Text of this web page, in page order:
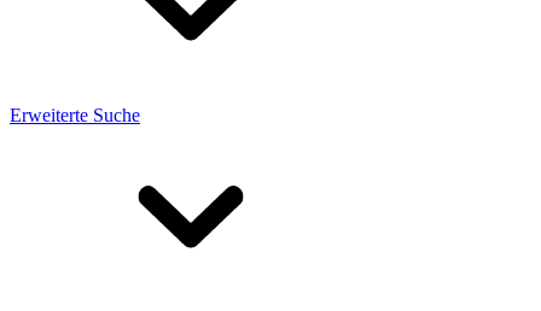
Erweiterte Suche